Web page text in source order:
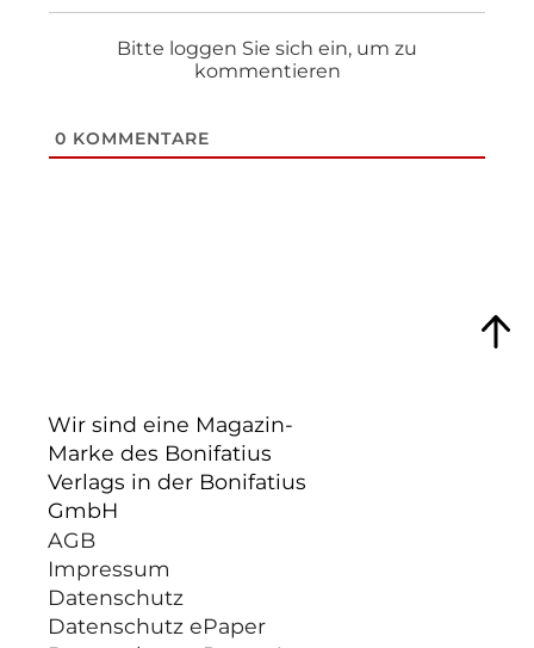
Bitte loggen Sie sich ein, um zu
kommentieren
0 KOMMENTARE
Wir sind eine Magazin-
Marke des Bonifatius
Verlags in der Bonifatius
GmbH
AGB
Impressum
Datenschutz
Datenschutz ePaper